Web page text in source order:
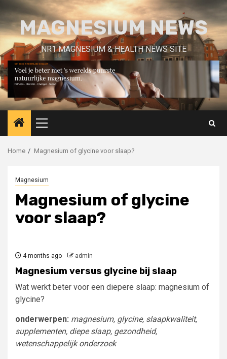
contentMAGNESIUM NEWS
NR1 MAGNESIUM & HEALTH NEWS SITE
Primary
Menu
Home Magnesium of glycine voor slaap?
Magnesium
Magnesium of glycine
voor slaap?
4 months ago admin
Magnesium versus glycine bij slaap
Wat werkt beter voor een diepere slaap: magnesium of
glycine?
onderwerpen: magnesium, glycine, slaapkwaliteit,
supplementen, diepe slaap, gezondheid,
wetenschappelijk onderzoek